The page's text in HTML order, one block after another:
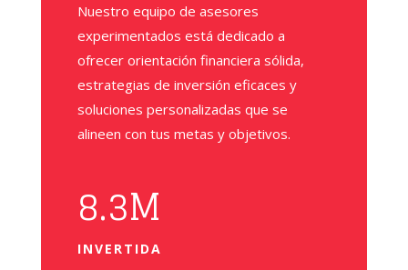
Nuestro equipo de asesores
experimentados está dedicado a
ofrecer orientación financiera sólida,
estrategias de inversión eficaces y
soluciones personalizadas que se
alineen con tus metas y objetivos.
8.3M
INVERTIDA